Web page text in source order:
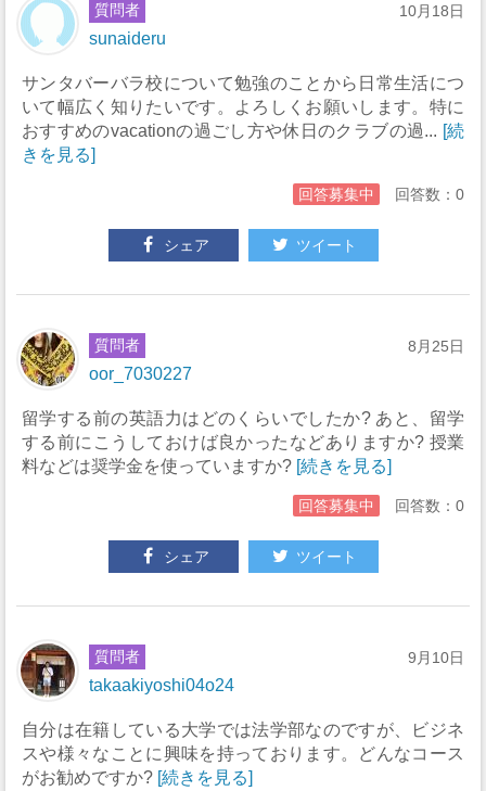
質問者
sunaideru
10月18日
サンタバーバラ校について勉強のことから日常生活につ
いて幅広く知りたいです。よろしくお願いします。特に
おすすめのvacationの過ごし方や休日のクラブの過... [続
きを見る]
回答募集中 回答数：0
シェア ツイート
質問者
oor_7030227
8月25日
留学する前の英語力はどのくらいでしたか? あと、留学
する前にこうしておけば良かったなどありますか? 授業
料などは奨学金を使っていますか? [続きを見る]
回答募集中 回答数：0
シェア ツイート
質問者
takaakiyoshi04o24
9月10日
自分は在籍している大学では法学部なのですが、ビジネ
スや様々なことに興味を持っております。どんなコース
がお勧めですか? [続きを見る]